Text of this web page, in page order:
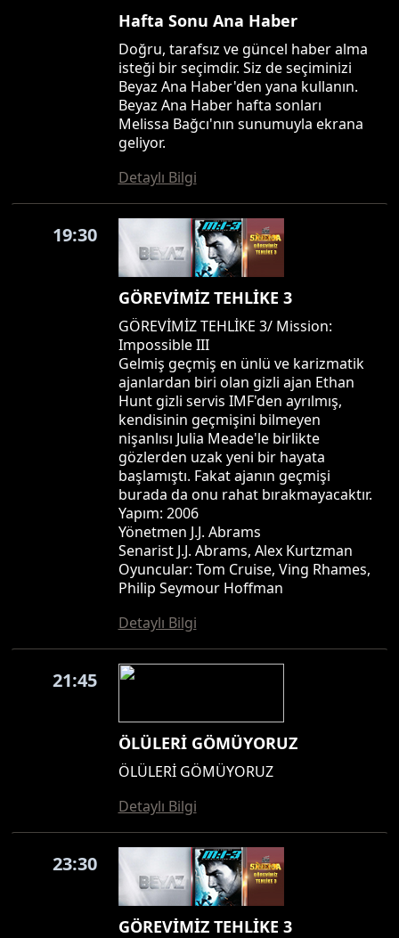
Hafta Sonu Ana Haber
Doğru, tarafsız ve güncel haber alma
isteği bir seçimdir. Siz de seçiminizi
Beyaz Ana Haber'den yana kullanın.
Beyaz Ana Haber hafta sonları
Melissa Bağcı'nın sunumuyla ekrana
geliyor.
Detaylı Bilgi
19:30
GÖREVİMİZ TEHLİKE 3
GÖREVİMİZ TEHLİKE 3/ Mission:
Impossible III
Gelmiş geçmiş en ünlü ve karizmatik
ajanlardan biri olan gizli ajan Ethan
Hunt gizli servis IMF'den ayrılmış,
kendisinin geçmişini bilmeyen
nişanlısı Julia Meade'le birlikte
gözlerden uzak yeni bir hayata
başlamıştı. Fakat ajanın geçmişi
burada da onu rahat bırakmayacaktır.
Yapım: 2006
Yönetmen J.J. Abrams
Senarist J.J. Abrams, Alex Kurtzman
Oyuncular: Tom Cruise, Ving Rhames,
Philip Seymour Hoffman
Detaylı Bilgi
21:45
ÖLÜLERİ GÖMÜYORUZ
ÖLÜLERİ GÖMÜYORUZ
Detaylı Bilgi
23:30
GÖREVİMİZ TEHLİKE 3